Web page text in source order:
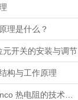
理是什么？
元开关的安装与调节
构与工作原理